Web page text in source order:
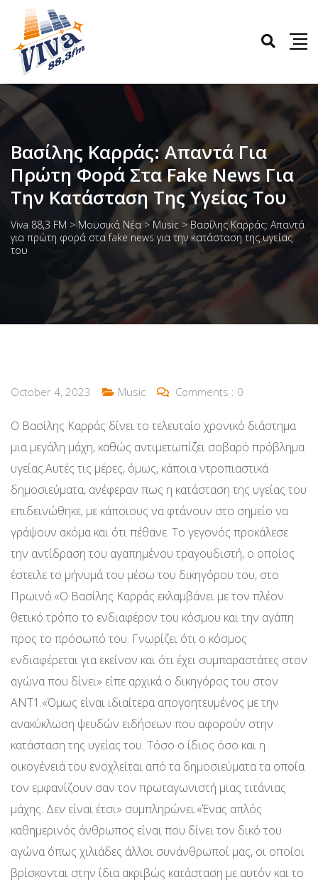
Βασίλης Καρράς: Απαντά Για
Πρώτη Φορά Στα Fake News Για
Την Κατάσταση Της Υγείας Του
Viva 88,3 FM >Μουσικά Νέα>Music >Βασίλης Καρράς: Απαντά
για πρώτη φορά στα fake news για την κατάσταση της υγείας
του
October 4, 2023 Music Comments : 0
Ο Βασίλης Καρράς δίνει το τελευταίο χρονικό διάστημα
μια μεγάλη μάχη, καθώς αντιμετωπίζει σοβαρό πρόβλημα
υγείας.Αυτές τις μέρες, όμως, κάποια ντροπιαστικά
δημοσιεύματα, ανέφεραν πως η κατάσταση της υγείας του
επιδεινώθηκε, με κάποιους να φτάνουν στο σημείο να
γράψουν ακόμα και ότι πέθανε. Το γεγονός προκάλεσε
την αντίδραση του αγαπημένου τραγουδιστή, ο οποίος
έστειλε το μήνυμά του μέσω του δικηγόρου του, στο
Πρωινό.«Ο Βασίλης Καρράς εκλαμβάνει με τον πλέον
θετικό τρόπο το ενδιαφέρον του κόσμου και την αγάπη
προς το πρόσωπό του. Γνωρίζει ότι ο κόσμος
ενδιαφέρεται για εκείνον και ότι έχει συμπαραστάτες στον
αγώνα που δίνει» είπε αρχικά ο δικηγόρος του στον
ANT1.«Όμως είναι ιδιαίτερα απογοητευμένος με την
ανακύκλωση ψευδών ειδήσεων που αφορούν στην
κατάσταση της υγείας του. Τόσο ο ίδιος όσο και η
οικογένειά του ενοχλείται από τα δημοσιεύματα τα οποία
τον εμφανίζουν σαν τον πρωταγωνιστή μιας τιτάνιας
μάχης. Δεν είναι έτσι» συμπληρώνει.«Ένας απλός
καθημερινός άνθρωπος είναι που δίνει τον δικό του
αγώνα όπως χιλιάδες άλλοι συνάνθρωποί μας, οι οποίοι
βρίσκονται στην ίδια ακριβώς κατάσταση με αυτόν και το